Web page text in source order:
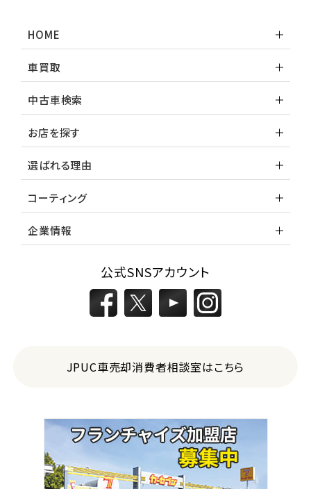
HOME
車買取
中古車検索
お店を探す
選ばれる理由
コーティング
企業情報
公式SNSアカウント
JPUC車売却消費者相談室はこちら